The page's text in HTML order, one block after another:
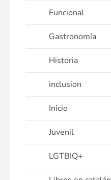
Funcional
Gastronomía
Historia
inclusion
Inicio
Juvenil
LGTBIQ+